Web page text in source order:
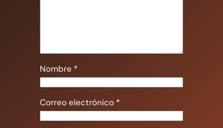
Nombre *
Correo electrónico *